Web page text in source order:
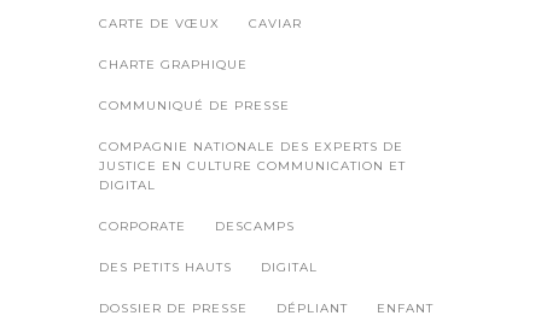
CARTE DE VŒUX CAVIAR
CHARTE GRAPHIQUE
COMMUNIQUÉ DE PRESSE
COMPAGNIE NATIONALE DES EXPERTS DE
JUSTICE EN CULTURE COMMUNICATION ET
DIGITAL
CORPORATE DESCAMPS
DES PETITS HAUTS DIGITAL
DOSSIER DE PRESSE DÉPLIANT ENFANT